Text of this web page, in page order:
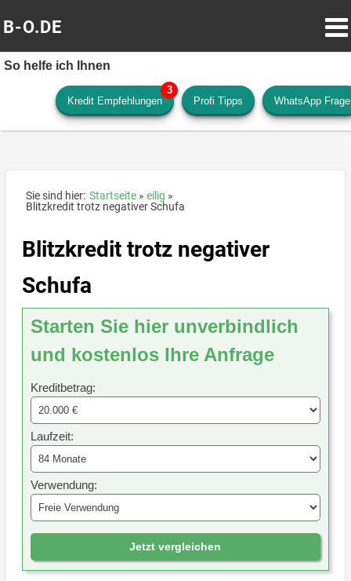
B-O.DE
So helfe ich Ihnen
Kredit Empfehlungen Profi Tipps WhatsApp Frage
Sie sind hier: Startseite
eilig
Blitzkredit trotz negativer Schufa
Blitzkredit trotz negativer
Schufa
Starten Sie hier unverbindlich
und kostenlos Ihre Anfrage
Kreditbetrag:
Laufzeit:
Verwendung:
Jetzt vergleichen